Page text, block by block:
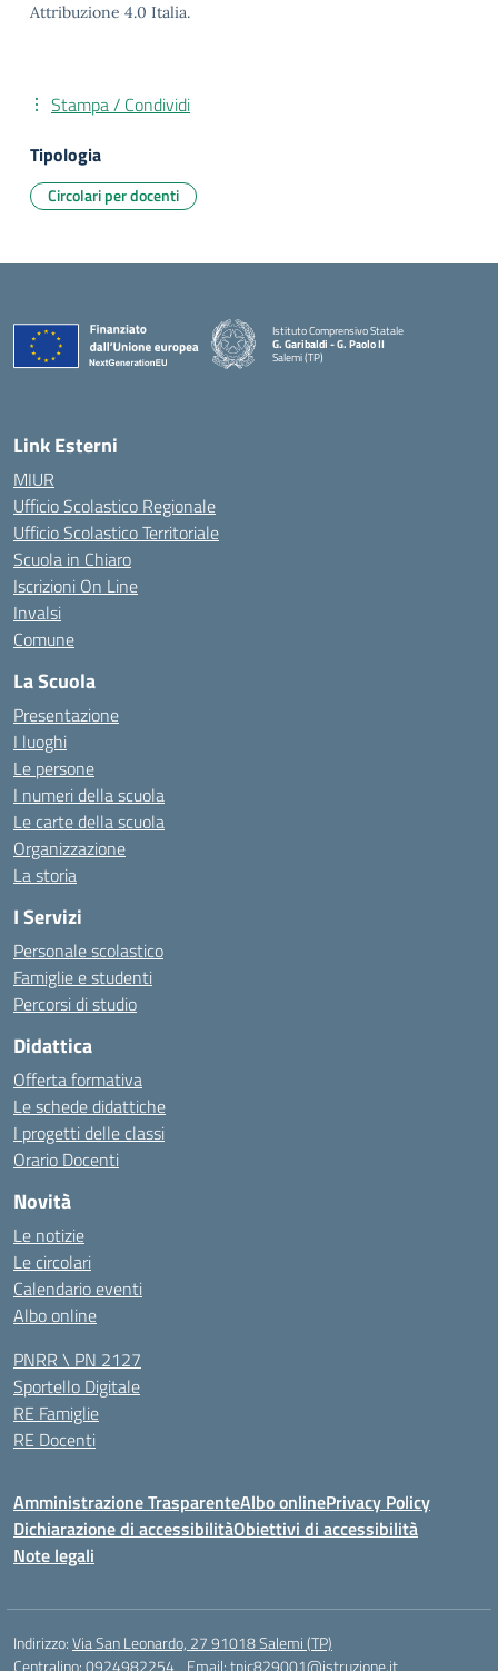
Attribuzione 4.0 Italia.
Stampa / Condividi
Tipologia
Circolari per docenti
Istituto Comprensivo Statale
G. Garibaldi - G. Paolo II
Salemi (TP)
Link Esterni
MIUR
Ufficio Scolastico Regionale
Ufficio Scolastico Territoriale
Scuola in Chiaro
Iscrizioni On Line
Invalsi
Comune
La Scuola
Presentazione
I luoghi
Le persone
I numeri della scuola
Le carte della scuola
Organizzazione
La storia
I Servizi
Personale scolastico
Famiglie e studenti
Percorsi di studio
Didattica
Offerta formativa
Le schede didattiche
I progetti delle classi
Orario Docenti
Novità
Le notizie
Le circolari
Calendario eventi
Albo online
PNRR \ PN 2127
Sportello Digitale
RE Famiglie
RE Docenti
Amministrazione TrasparenteAlbo onlinePrivacy Policy
Dichiarazione di accessibilitàObiettivi di accessibilità
Note legali
Indirizzo:Via San Leonardo, 27 91018 Salemi (TP)
Centralino:0924982254 Email:tpic829001@istruzione.it